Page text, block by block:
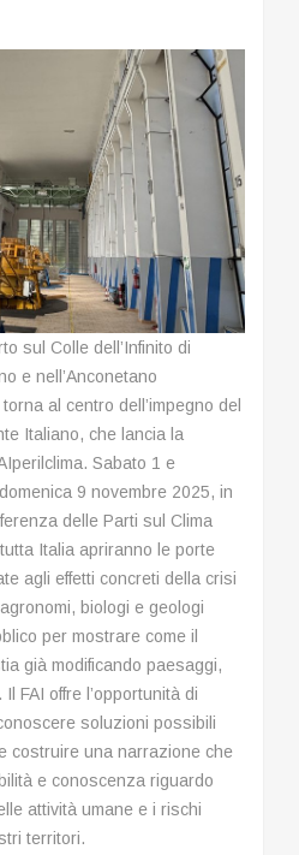
sul Colle dell’Infinito di
e nell’Anconetano
al centro dell’impegno del
Italiano, che lancia la
Sabato 1 e
9 novembre 2025, in
delle Parti sul Clima
Italia apriranno le porte
agli effetti concreti della crisi
biologi e geologi
per mostrare come il
già modificando paesaggi,
FAI offre l’opportunità di
soluzioni possibili
costruire una narrazione che
e conoscenza riguardo
attività umane e i rischi
territori.